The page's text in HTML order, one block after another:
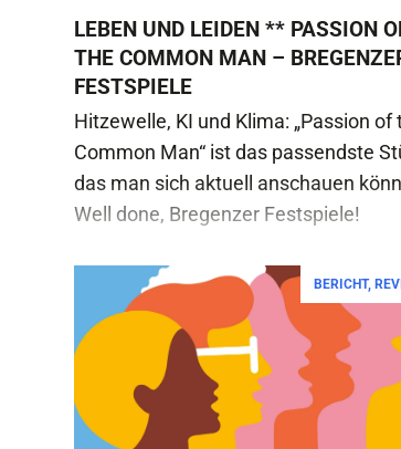
LEBEN UND LEIDEN ** PASSION
THE COMMON MAN –
FESTSPIELE
Hitzewelle, KI und Klima: „Passion of
Common Man“ ist das passendste
das man sich aktuell anschauen
Well done, Bregenzer Festspiele!
BERICHT,